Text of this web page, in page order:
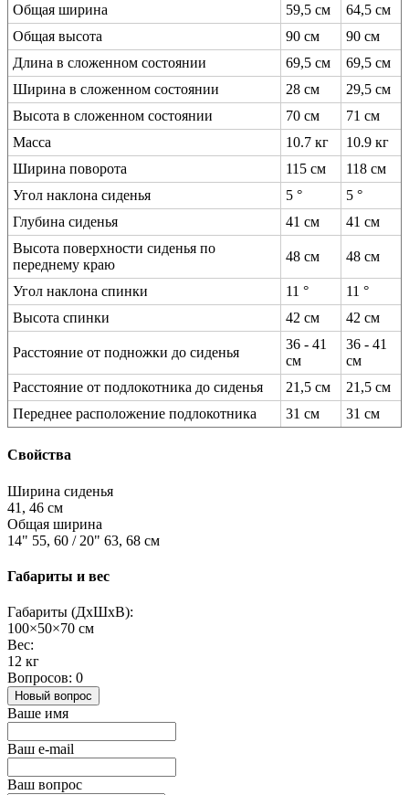
Общая ширина
59,5 см
64,5 см
Общая высота
90 см
90 см
Длина в сложенном состоянии
69,5 см
69,5 см
Ширина в сложенном состоянии
28 см
29,5 см
Высота в сложенном состоянии
70 см
71 см
Масса
10.7 кг
10.9 кг
Ширина поворота
115 см
118 см
Угол наклона сиденья
5 °
5 °
Глубина сиденья
41 см
41 см
Высота поверхности сиденья по
переднему краю
48 см 48 см
Угол наклона спинки 11 °
11 °
Высота спинки
42 см 42 см
Расстояние от подножки до сиденья
36 - 41
см
36 - 41
см
Расстояние от подлокотника до сиденья
21,5 см
21,5 см
Переднее расположение подлокотника
31 см 31 см
Свойства
Ширина cиденья
41, 46 см
Общая ширина
14" 55, 60 / 20" 63, 68 см
Габариты и вес
Габариты (ДхШхВ):
100×50×70 см
Вес:
12 кг
Вопросов: 0
Новый вопрос
Ваше имя
Ваш e-mail
Ваш вопрос